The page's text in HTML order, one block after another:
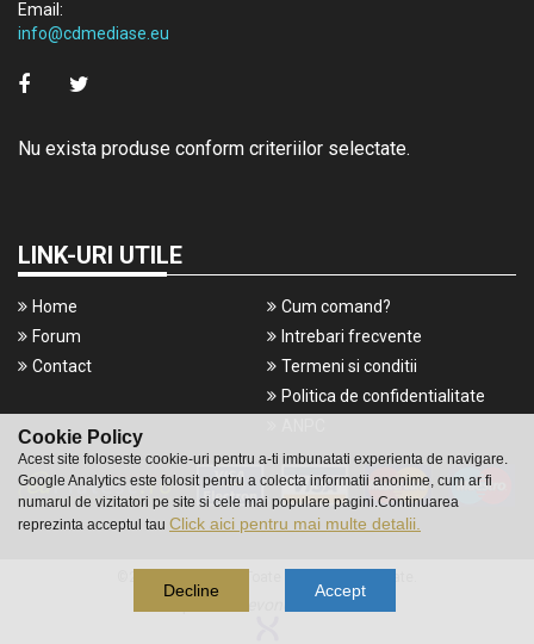
Cookie Policy
Acest site foloseste cookie-uri pentru a-ti imbunatati experienta de navigare.
Google Analytics este folosit pentru a colecta informatii anonime, cum ar fi
numarul de vizitatori pe site si cele mai populare pagini.Continuarea
reprezinta acceptul tau Click aici pentru mai multe detalii.
Decline Accept
Email:
info@cdmediase.eu
Nu exista produse conform criteriilor selectate.
LINK-URI UTILE
Home
Forum
Contact
Cum comand?
Intrebari frecvente
Termeni si conditii
Politica de confidentialitate
DNA